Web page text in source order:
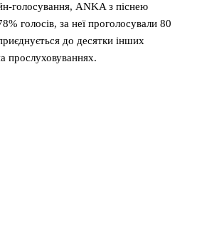
голосування, ANKA з піснею
голосів, за неї проголосували 80
до десятки інших
прослуховуваннях.